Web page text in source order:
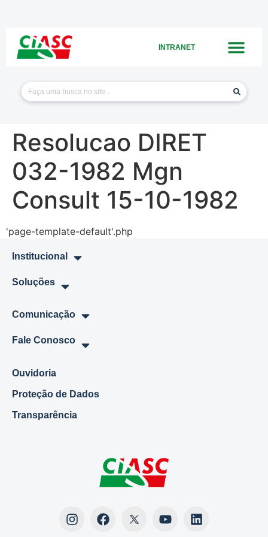
INTRANET
Resolucao DIRET
032-1982 Mgn
Consult 15-10-1982
'page-template-default'.php
Institucional
Soluções
Comunicação
Fale Conosco
Ouvidoria
Proteção de Dados
Transparência